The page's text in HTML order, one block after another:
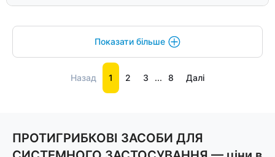
Показати більше
Назад 1 2 3 ... 8 Далі
ПРОТИГРИБКОВІ ЗАСОБИ ДЛЯ